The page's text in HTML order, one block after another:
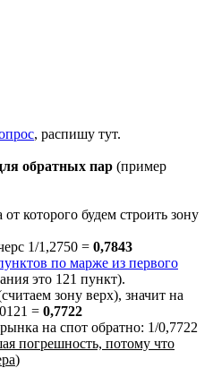
, распишу тут.
обратных пар (пример
которого будем строить зону
1/1,2750 = 0,7843
по марже из первого
это 121 пункт).
зону верх), значит на
= 0,7722
на спот обратно: 1/0,7722
погрешность, потому что
)